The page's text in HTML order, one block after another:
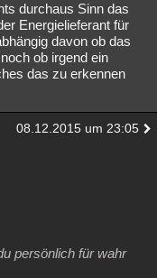
durchaus Sinn das
Energielieferant für
davon ob das
ob irgend ein
das zu erkennen
08.12.2015 um 23:05
persönlich für wahr